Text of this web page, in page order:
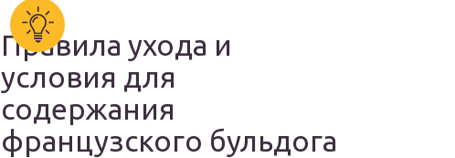
Правила ухода и
условия для
содержания
французского бульдога